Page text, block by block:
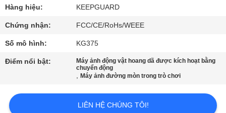
MÁY
KIỂM
SOÁT
LƯỢNG
Hàng hiệu: KEEPGUARD
Chứng nhận: FCC/CE/RoHs/WEEE
Số mô hình: KG375
Điểm nổi bật:
Máy ảnh động vật hoang dã được kích hoạt bằng
chuyển động
,Máy ảnh đường mòn trong trò chơi
LIÊN HỆ CHÚNG TÔI!